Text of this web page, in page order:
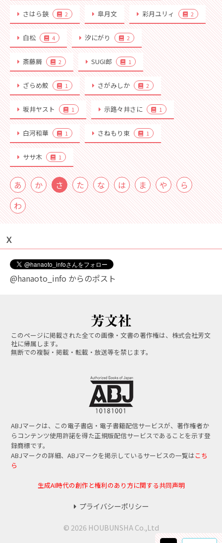
さはら鋏 2 皐月文 彩月ユリィ 2
白松 4 汐にがり 2
斎藤屑 2 SUGI郎 1
ざらめ鮫 1 さがみしか 2
坂井ヤスト 1 示路々井さに 1
白河和華 1 さねもり束 1
ササ木 1
あ か さ た な は ま や
ら
わ
Ｘ
@hanaoto_info からのポスト
このページに掲載された全ての画像・文書の著作権は、株式会社芳文
社に帰属します。
無断での複製・掲載・転載・放送等を禁じます。
ABJマークは、この電子書店・電子書籍配信サービスが、著作権者か
らコンテンツ使用許諾を得た正規版配信サービスであることを示す登
録商標です。
ABJマークの詳細、ABJマークを掲示しているサービスの一覧はこち
ら
生成AI時代の創作と権利のあり方に関する共同声明
プライバシーポリシー
© 2026 HOUBUNSHA Co.,Ltd